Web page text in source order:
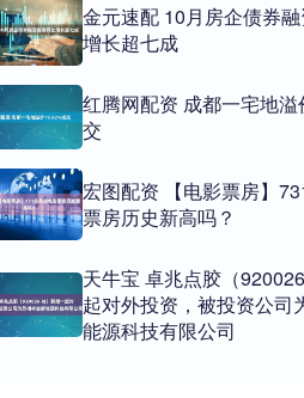
金元速配 10月房企债券
增长超七成
红腾网配资 成都一宅地
交
宏图配资 【电影票房】
票房历史新高吗？
天牛宝 卓兆点胶（
起对外投资，被投资公司
能源科技有限公司